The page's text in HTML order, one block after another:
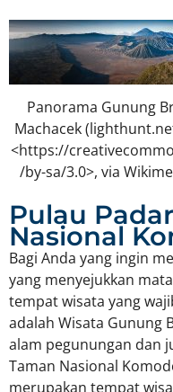
Panorama Gunung
Machacek
<https://
/by-sa/3.0>, via
Pulau
Nasional
Bagi Anda yang ingin
yang menyejukkan
tempat wisata yang
adalah Wisata Gunung
alam pegunungan dan
Taman Nasional
merupakan tempat